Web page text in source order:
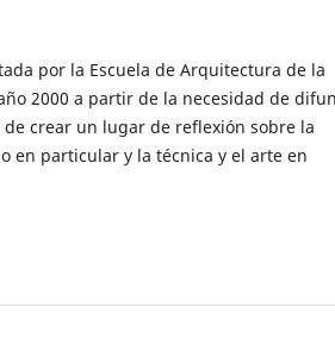
por la Escuela de Arquitectura de la
2000 a partir de la necesidad de
crear un lugar de reflexión sobre la
en particular y la técnica y el arte en